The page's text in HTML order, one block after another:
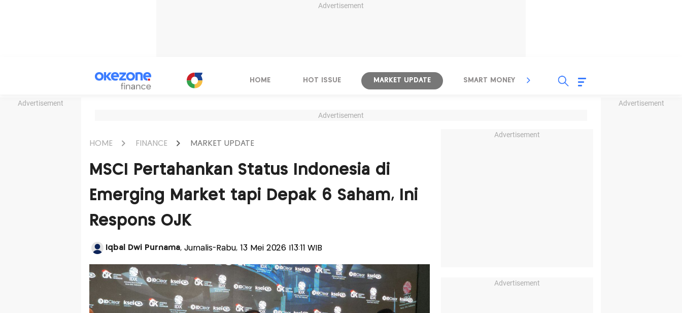
Advertisement
Advertisement Advertisement
HOME HOT ISSUE MARKET UPDATE SMART MONEY INSPIRASI BISNIS
Advertisement
HOME FINANCE MARKET UPDATE
MSCI Pertahankan Status Indonesia di
Emerging Market tapi Depak 6 Saham, Ini
Respons OJK
Iqbal Dwi Purnama, Jurnalis-Rabu, 13 Mei 2026 |13:11 WIB
Advertisement
Advertisement